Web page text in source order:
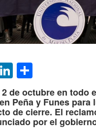
LinkedIn
de octubre en todo
Peña y Funes
de cierre. El
por el